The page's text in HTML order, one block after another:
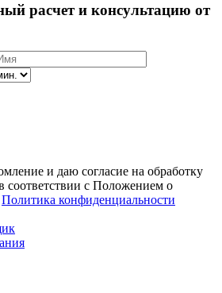
расчет и консультацию от
и даю согласие на обработку
соответствии с Положением о
Политика конфиденциальности